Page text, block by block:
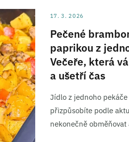
17. 3. 2026
Pečené
paprikou z
Večeře, která
a ušetří čas
Jídlo z jednoho
přizpůsobíte podle
nekonečně